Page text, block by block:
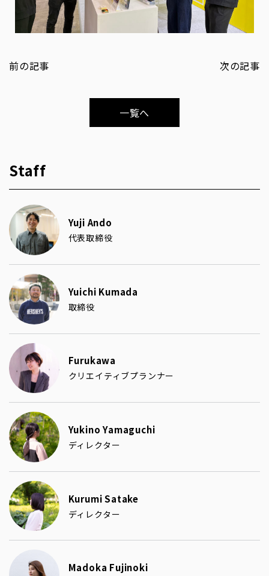
前の記事 次の記事
一覧へ
Staff
Yuji Ando
代表取締役
Yuichi Kumada
取締役
Furukawa
クリエイティブプランナー
Yukino Yamaguchi
ディレクター
Kurumi Satake
ディレクター
Madoka Fujinoki